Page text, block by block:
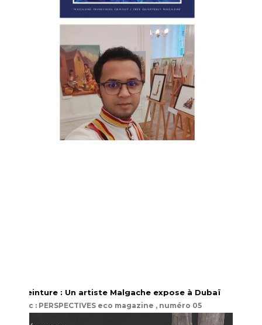
Peinture : Un artiste Malgache expose à Dubaï
src : PERSPECTIVES eco magazine , numéro 05